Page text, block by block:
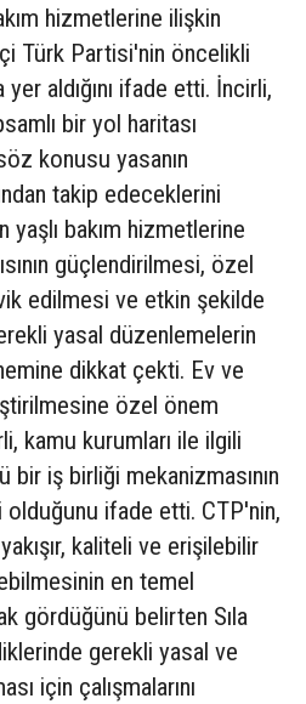
hizmetlerine ilişkin
Türk Partisi'nin öncelikli
yer aldığını ifade etti. İncirli,
bir yol haritası
konusu yasanın
takip edeceklerini
yaşlı bakım hizmetlerine
güçlendirilmesi, özel
edilmesi ve etkin şekilde
yasal düzenlemelerin
dikkat çekti. Ev ve
özel önem
kamu kurumları ile ilgili
bir iş birliği mekanizmasının
olduğunu ifade etti. CTP'nin,
kaliteli ve erişilebilir
en temel
gördüğünü belirten Sıla
gerekli yasal ve
için çalışmalarını